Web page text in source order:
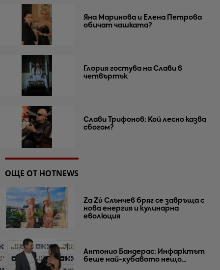
Яна Маринова и Елена Петрова
обичат чашката?
Глория гостува на Слави в
четвъртък
Слави Трифонов: Кой лесно казва
сбогом?
ОЩЕ ОТ HOTNEWS
Za Zú Слънчев бряг се завръща с
нова енергия и кулинарна
еволюция
Антонио Бандерас: Инфарктът
беше най-хубавото нещо...